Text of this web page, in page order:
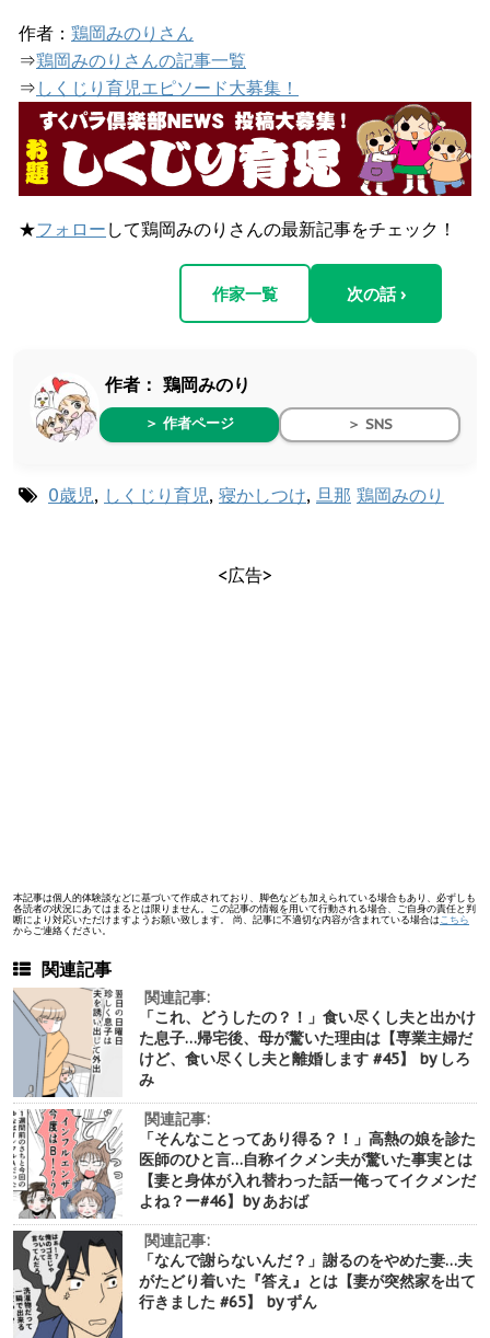
作者： 鶏岡みのりさん
⇒鶏岡みのりさんの記事一覧
⇒ しくじり育児エピソード大募集！
★フォロー して鶏岡みのりさんの最新記事をチェック！
作家一覧 次の話 ›
作者： 鶏岡みのり
＞ 作者ページ ＞ SNS
0歳児, しくじり育児, 寝かしつけ, 旦那 鶏岡みのり
<広告>
本記事は個人的体験談などに基づいて作成されており、脚色なども加えられている場合もあり、必ずしも
各読者の状況にあてはまるとは限りません。この記事の情報を用いて行動される場合、ご自身の責任と判
断により対応いただけますようお願い致します。 尚、記事に不適切な内容が含まれている場合はこちら
からご連絡ください。
関連記事
関連記事:
「これ、どうしたの？！」食い尽くし夫と出かけ
た息子…帰宅後、母が驚いた理由は【専業主婦だ
けど、食い尽くし夫と離婚します #45】 by しろ
み
関連記事:
「そんなことってあり得る？！」高熱の娘を診た
医師のひと言…自称イクメン夫が驚いた事実とは
【妻と身体が入れ替わった話ー俺ってイクメンだ
よね？ー#46】by あおば
関連記事:
「なんで謝らないんだ？」謝るのをやめた妻…夫
がたどり着いた『答え』とは【妻が突然家を出て
行きました #65】 by ずん